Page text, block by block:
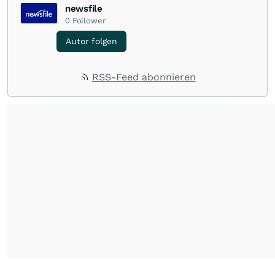
newsfile
0 Follower
Autor folgen
RSS-Feed abonnieren